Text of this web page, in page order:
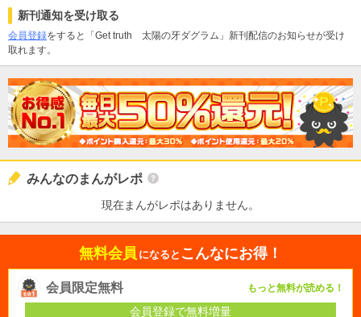
新刊通知を受け取る
会員登録をすると「Get truth 太陽の牙ダグラム」新刊配信のお知らせが受け
取れます。
みんなのまんがレポ
現在まんがレポはありません。
無料会員 になると こんなにお得！
会員限定無料 もっと無料が読める！
会員登録で無料増量